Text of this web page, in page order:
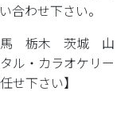
合わせ下さい。
馬 栃木 茨城 山
・カラオケリー
せ下さい】